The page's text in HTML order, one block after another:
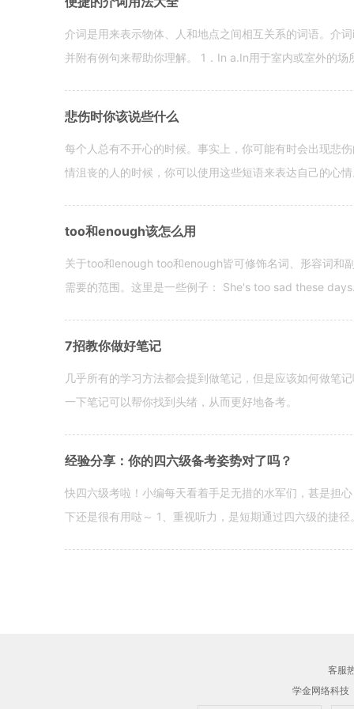
介词是用来表示物体、人和地点之间相互关系的词语。介
并附有例句来帮助你理解。 1．In a.In用于室内或室外的
悲伤时你该说些什么
每个人总有不开心的时候。事实上，你可能有时会出现悲
情沮丧的人的时候，你可以使用这些短语来表达自己的心
too和enough该怎么用
关于too和enough too和enough皆可修饰名词、形容词和
需要的范围。这里是一些例子： She's too sad these
7招教你做好笔记
几乎所有的学习方法都会提到做笔记，但是应该如何做笔
一下笔记可以帮你找到头绪，从而更好地备考。
经验分享：你的四六级备考姿势对了吗？
快四六级考啦！小编每天看着手足无措的水军们，甚是担
下还是很有用哒～ 1、重视听力，是短期通过四六级的捷
客服
学金网络科